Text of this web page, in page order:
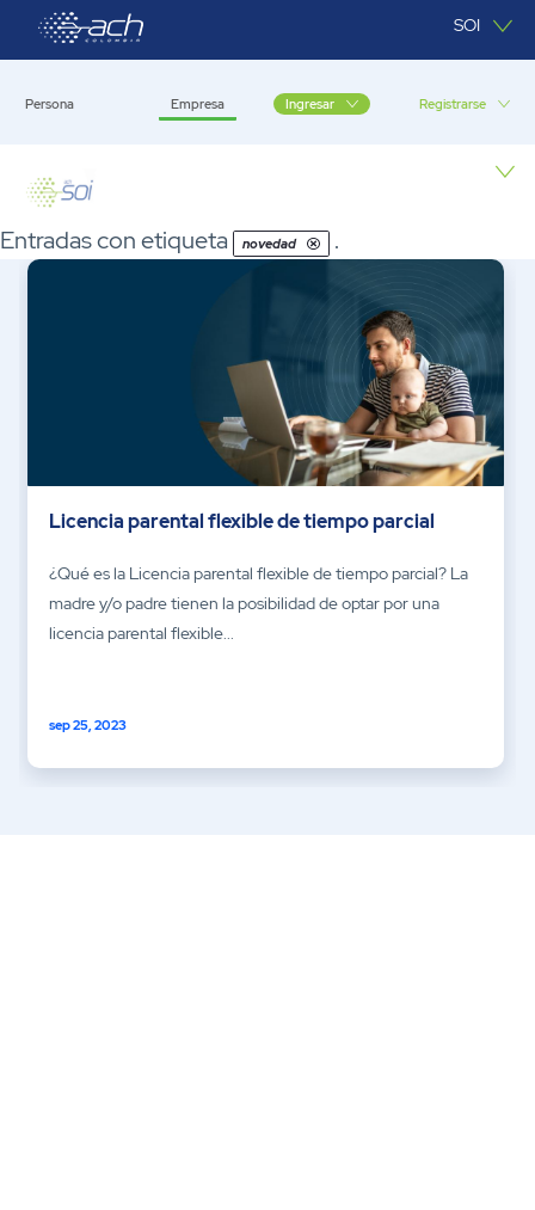
Saltar al contenido principal SOI
Persona Empresa Ingresar Registrarse
Empresa
Entradas con etiqueta novedad .
Licencia parental flexible de tiempo parcial
¿Qué es la Licencia parental flexible de tiempo parcial? La
madre y/o padre tienen la posibilidad de optar por una
licencia parental flexible...
sep 25, 2023